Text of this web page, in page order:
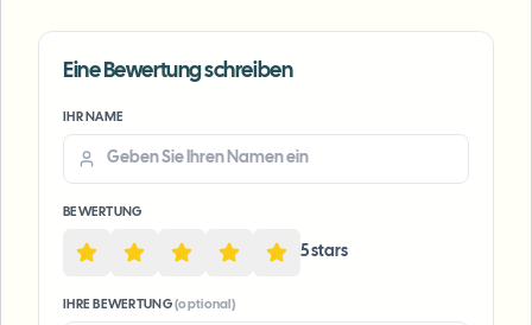
Voice Anon
Eine Bewertung schreiben
IHR NAME
BEWERTUNG
5stars
IHRE BEWERTUNG (optional)